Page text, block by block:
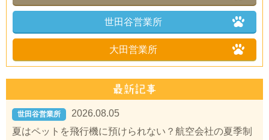
世田谷営業所
大田営業所
世田谷営業所
2026.08.05
夏はペットを飛行機に預けられない？航空会社の夏季制